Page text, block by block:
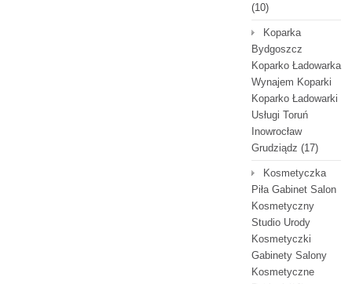
(10)
Koparka
Bydgoszcz
Koparko Ładowarka
Wynajem Koparki
Koparko Ładowarki
Usługi Toruń
Inowrocław
Grudziądz (17)
Kosmetyczka
Piła Gabinet Salon
Kosmetyczny
Studio Urody
Kosmetyczki
Gabinety Salony
Kosmetyczne